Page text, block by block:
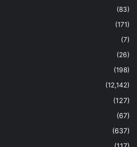
(83)
(171)
(7)
(26)
(198)
(12,142)
(127)
(67)
(637)